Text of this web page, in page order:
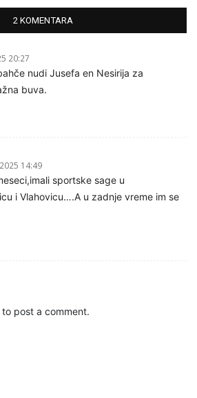
2 KOMENTARA
20:27
nudi Jusefa en Nesirija za
buva.
14:49
sportske sage u
i Vlahovicu….A u zadnje vreme im se
to post a comment.